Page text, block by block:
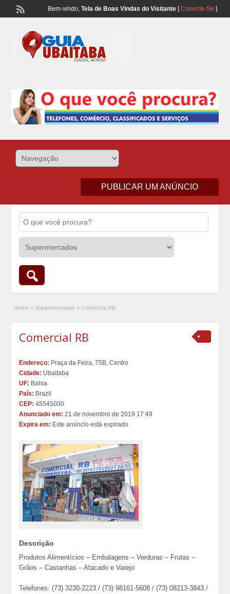
Bem-vindo, Tela de Boas Vindas do Visitante[Conecte-Se ]
PUBLICAR UM ANÚNCIO
Home » Supermercados » Comercial RB
Comercial RB
Endereço: Praça da Feira, 75B, Centro
Cidade: Ubaitaba
UF: Bahia
País: Brazil
CEP: 45545000
Anunciado em: 21 de novembro de 2019 17:49
Expira em: Este anúncio está expirado
Descrição
Produtos Alimentícios – Embalagens – Verduras – Frutas –
Grãos – Castanhas – Atacado e Varejo
Telefones: (73) 3230-2223 / (73) 98161-5608 / (73) 08213-3843 /